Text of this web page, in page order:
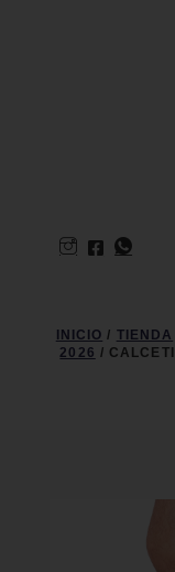
INICIO / TIENDA
2026 /